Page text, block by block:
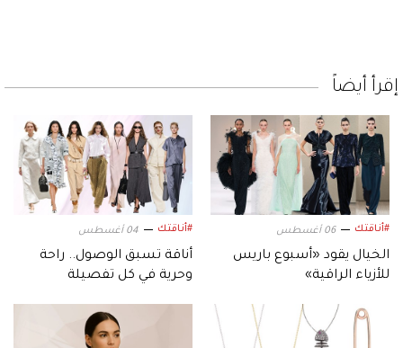
إقرأ أيضاً
#أناقتك 06 أغسطس
الخيال يقود «أسبوع باريس
للأزياء الراقية»
#أناقتك 04 أغسطس
أناقة تسبق الوصول.. راحة
وحرية في كل تفصيلة